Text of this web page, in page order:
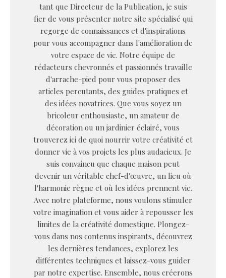
tant que Directeur de la Publication, je suis
fier de vous présenter notre site spécialisé qui
regorge de connaissances et d'inspirations
pour vous accompagner dans l'amélioration de
votre espace de vie. Notre équipe de
rédacteurs chevronnés et passionnés travaille
d'arrache-pied pour vous proposer des
articles percutants, des guides pratiques et
des idées novatrices. Que vous soyez un
bricoleur enthousiaste, un amateur de
décoration ou un jardinier éclairé, vous
trouverez ici de quoi nourrir votre créativité et
donner vie à vos projets les plus audacieux. Je
suis convaincu que chaque maison peut
devenir un véritable chef-d'œuvre, un lieu où
l'harmonie règne et où les idées prennent vie.
Avec notre plateforme, nous voulons stimuler
votre imagination et vous aider à repousser les
limites de la créativité domestique. Plongez-
vous dans nos contenus inspirants, découvrez
les dernières tendances, explorez les
différentes techniques et laissez-vous guider
par notre expertise. Ensemble, nous créerons